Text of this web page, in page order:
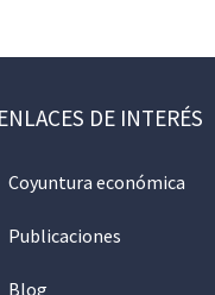
ENLACES DE INTERÉS
Coyuntura económica
Publicaciones
Blog